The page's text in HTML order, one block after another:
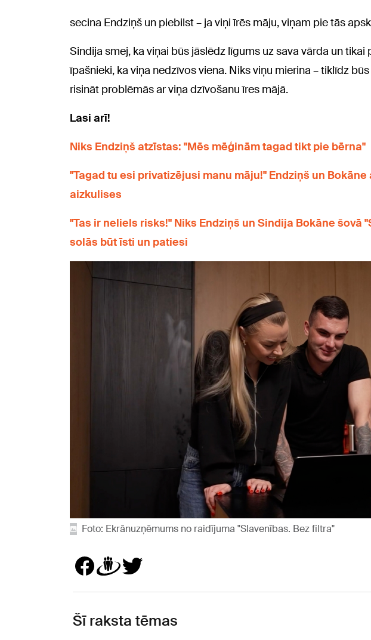
secina Endziņš un piebilst – ja viņi īrēs māju, viņam pie tās
Sindija smej, ka viņai būs jāslēdz līgums uz sava vārda un
īpašnieki, ka viņa nedzīvos viena. Niks viņu mierina – tiklīdz
risināt problēmās ar viņa dzīvošanu īres mājā.
Lasi arī!
Niks Endziņš atzīstas: "Mēs mēģinām tagad tikt pie bērna"
"Tagad tu esi privatizējusi manu māju!" Endziņš un
aizkulises
"Tas ir neliels risks!" Niks Endziņš un Sindija Bokāne šovā
solās būt īsti un patiesi
Foto: Ekrānuzņēmums no raidījuma "Slavenības. Bez filtra"
Šī raksta tēmas